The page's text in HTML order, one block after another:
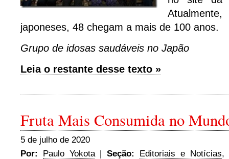
japoneses, 48 chegam a mais de 100 anos.
Grupo de idosas saudáveis no Japão
Leia o restante desse texto »
Fruta Mais Consumida no
5 de julho de 2020
Por:
Paulo Yokota|Seção: Editoriais e Notícias,